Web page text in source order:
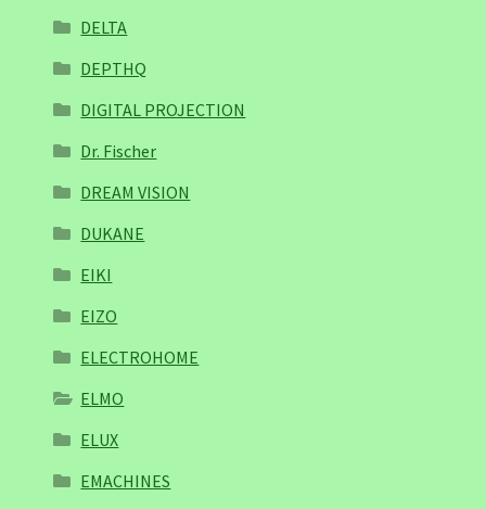
DELTA
DEPTHQ
DIGITAL PROJECTION
Dr. Fischer
DREAM VISION
DUKANE
EIKI
EIZO
ELECTROHOME
ELMO
ELUX
EMACHINES